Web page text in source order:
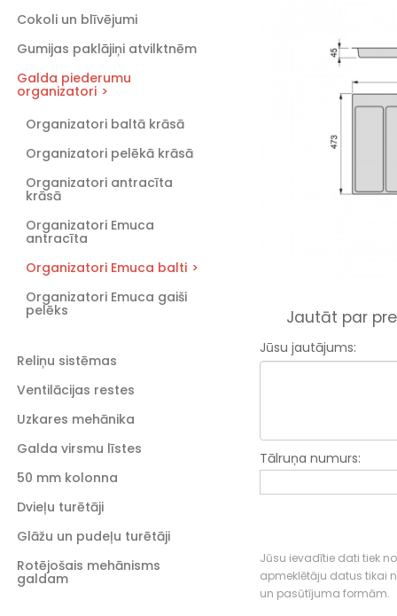
Cokoli un blīvējumi
Gumijas paklājiņi atvilktnēm
Galda piederumu
organizatori
Organizatori baltā krāsā
Organizatori pelēkā krāsā
Organizatori antracīta
krāsā
Organizatori Emuca
antracīta
Organizatori Emuca balti
Organizatori Emuca gaiši
pelēks
Reliņu sistēmas
Ventilācijas restes
Uzkares mehānika
Galda virsmu līstes
50 mm kolonna
Dvieļu turētāji
Glāžu un pudeļu turētāji
Rotējošais mehānisms
galdam
Jautāt par
Jūsu jautājums:
Tālruņa numurs:
Jūsu ievadītie dati tiek
apmeklētāju datus tikai
un pasūtījuma formām.